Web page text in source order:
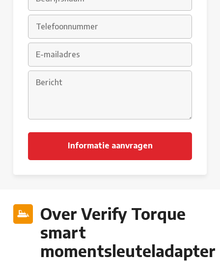
Over Verify Torque
smart
momentsleuteladapter